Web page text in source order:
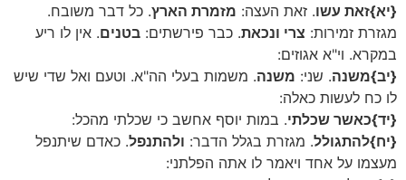
{יא}זאת עשו. זאת העצה: מזמרת הארץ. כל דבר משובח.
מגזרת זמירות: צרי ונכאת. כבר פירשתים: בטנים. אין לו ריע
במקרא. וי"א אגוזים:
{יב}משנה. שני: משנה. משמות בעלי הה"א. וטעם ואל שדי שיש
לו כח לעשות כאלה:
{יד}כאשר שכלתי. במות יוסף אחשב כי שכלתי מהכל:
{יח}להתגולל. מגזרת בגלל הדבר: ולהתנפל. כאדם שיתנפל
מעצמו על אחד ויאמר לו אתה הפלתני: